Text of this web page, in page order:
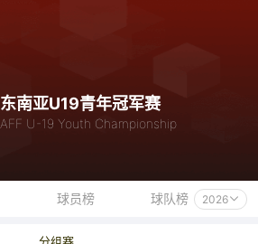
东南亚U19青年冠军赛
AFF U-19 Youth Championship
球员榜 球队榜 2026